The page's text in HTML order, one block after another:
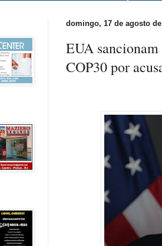
domingo, 17 de agosto de
EUA sancionam
COP30 por